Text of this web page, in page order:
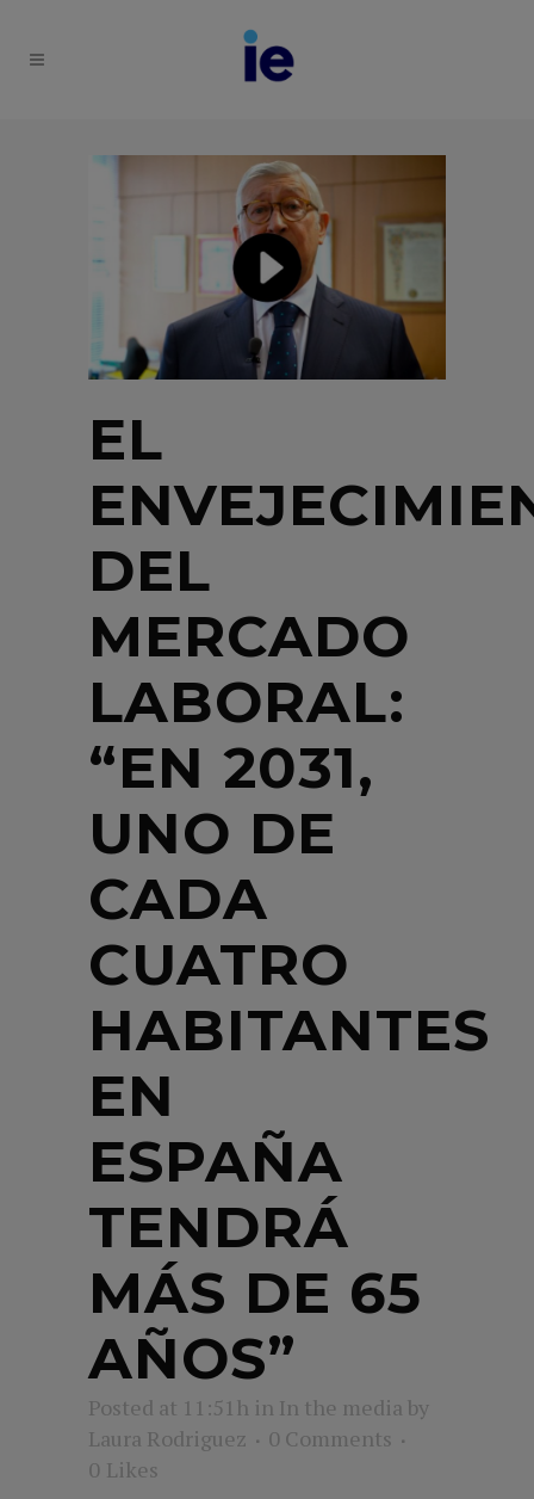
EL
DEL
MERCADO
LABORAL:
“EN 2031,
UNO DE
CADA
CUATRO
HABITANTES
EN
ESPAÑA
TENDRÁ
MÁS DE 65
AÑOS”
Posted at 11:51h in In the media by
Laura Rodriguez
0 Comments
0 Likes